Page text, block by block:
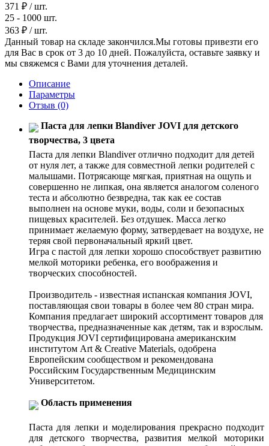
371 ₽ / шт.
25 - 1000 шт.
363 ₽ / шт.
Данный товар на складе закончился.Мы готовы привезти его
для Вас в срок от 3 до 10 дней. Пожалуйста, оставьте заявку и
мы свяжемся с Вами для уточнения деталей.
Описание
Параметры
Отзыв (0)
Паста для лепки Blandiver JOVI для детского
творчества, 3 цвета
Паста для лепки Blandiver отлично подходит для детей
от нуля лет, а также для совместной лепки родителей с
малышами. Потрясающе мягкая, приятная на ощупь и
совершенно не липкая, она является аналогом соленого
теста и абсолютно безвредна, так как ее состав
выполнен на основе муки, воды, соли и безопасных
пищевых красителей. Без отдушек. Масса легко
принимает желаемую форму, затвердевает на воздухе, не
теряя свой первоначальный яркий цвет.
Игра с пастой для лепки хорошо способствует развитию
мелкой моторики ребенка, его воображения и
творческих способностей.
Производитель - известная испанская компания JOVI,
поставляющая свои товары в более чем 80 стран мира.
Компания предлагает широкий ассортимент товаров для
творчества, предназначенные как детям, так и взрослым.
Продукция JOVI сертифицирована американским
институтом Art & Creative Materials, одобрена
Европейским сообществом и рекомендована
Российским Государственным Медицинским
Университетом.
Область применения
Паста для лепки и моделирования прекрасно подходит
для детского творчества, развития мелкой моторики